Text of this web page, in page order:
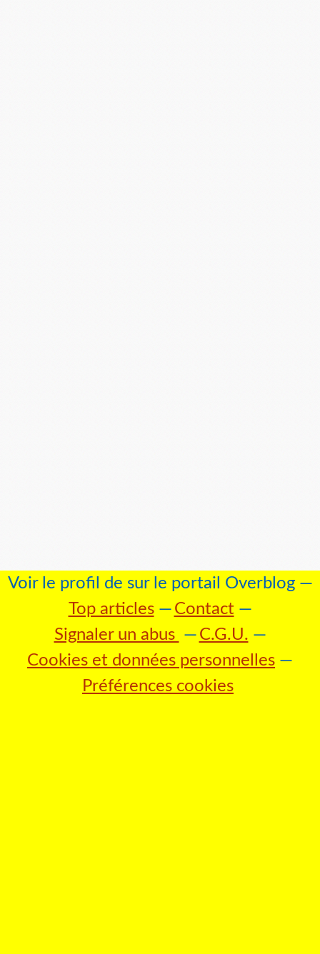
Voir le profil de sur le portail Overblog
Top articles
Contact
Signaler un abus
C.G.U.
Cookies et données personnelles
Préférences cookies